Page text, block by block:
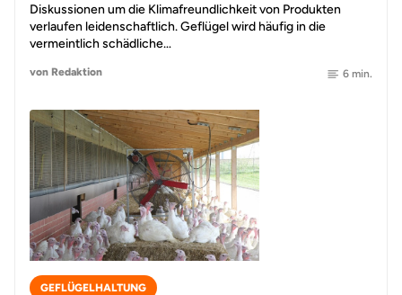
Diskussionen um die Klimafreundlichkeit von Produkten
verlaufen leidenschaftlich. Geflügel wird häufig in die
vermeintlich schädliche…
von Redaktion 6 min.
GEFLÜGELHALTUNG